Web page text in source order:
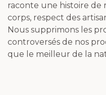
raconte une histoire de
corps, respect des
Nous supprimons les
controversés de nos
que le meilleur de la